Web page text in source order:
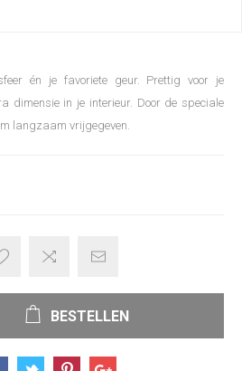
én je favoriete geur. Prettig voor je
dimensie in je interieur. Door de speciale
langzaam vrijgegeven.
BESTELLEN